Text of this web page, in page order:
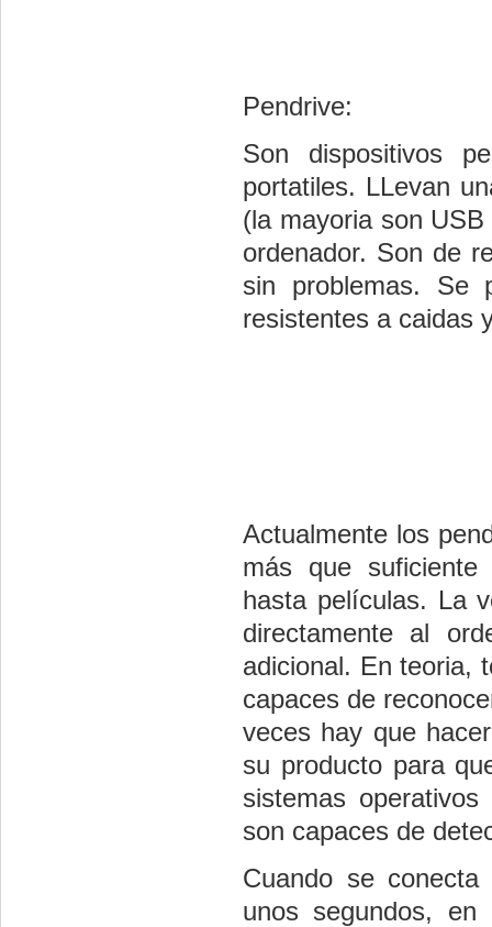
Pendrive:
Son dispositivos
portatiles. LLevan
(la mayoria son
ordenador. Son de
sin problemas. Se
resistentes a caidas
Actualmente los
más que
hasta películas. La
directamente al
adicional. En teoria,
capaces de
veces hay que
su producto para
sistemas
son capaces de
Cuando se
unos segundos,